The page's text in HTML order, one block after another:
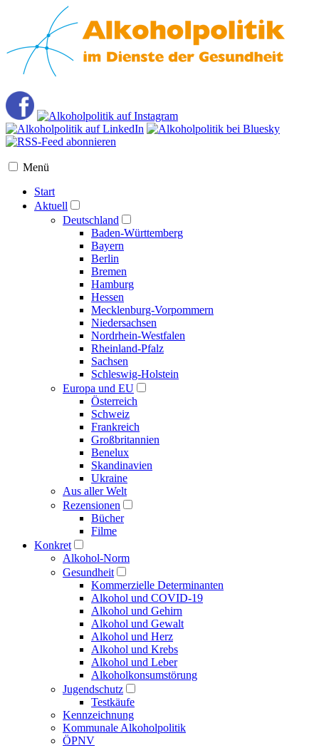
Menü
Start
Aktuell
Deutschland
Baden-Württemberg
Bayern
Berlin
Bremen
Hamburg
Hessen
Mecklenburg-Vorpommern
Niedersachsen
Nordrhein-Westfalen
Rheinland-Pfalz
Sachsen
Schleswig-Holstein
Europa und EU
Österreich
Schweiz
Frankreich
Großbritannien
Benelux
Skandinavien
Ukraine
Aus aller Welt
Rezensionen
Bücher
Filme
Konkret
Alkohol-Norm
Gesundheit
Kommerzielle Determinanten
Alkohol und COVID-19
Alkohol und Gehirn
Alkohol und Gewalt
Alkohol und Herz
Alkohol und Krebs
Alkohol und Leber
Alkoholkonsumstörung
Jugendschutz
Testkäufe
Kennzeichnung
Kommunale Alkoholpolitik
ÖPNV